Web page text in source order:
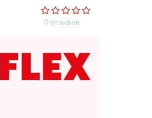
0 отзывов